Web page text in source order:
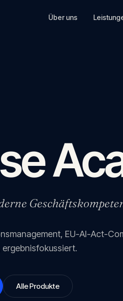
Über uns
EU-AI-Act-
Alle Produkte